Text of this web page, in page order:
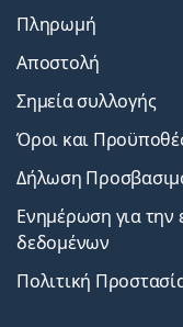
Πληρωμή
Αποστολή
Σημεία συλλογής
Όροι και
Δήλωση
Ενημέρωση για
δεδομένων
Πολιτική